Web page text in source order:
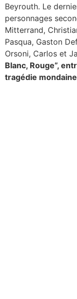
Beyrouth. Le
personnages
Mitterrand,
Pasqua, Gaston
Orsoni, Carlos et
Blanc, Rouge”,
tragédie